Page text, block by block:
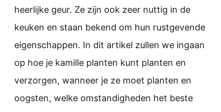
heerlijke geur. Ze zijn ook zeer nuttig in de
keuken en staan bekend om hun rustgevende
eigenschappen. In dit artikel zullen we ingaan
op hoe je kamille planten kunt planten en
verzorgen, wanneer je ze moet planten en
oogsten, welke omstandigheden het beste